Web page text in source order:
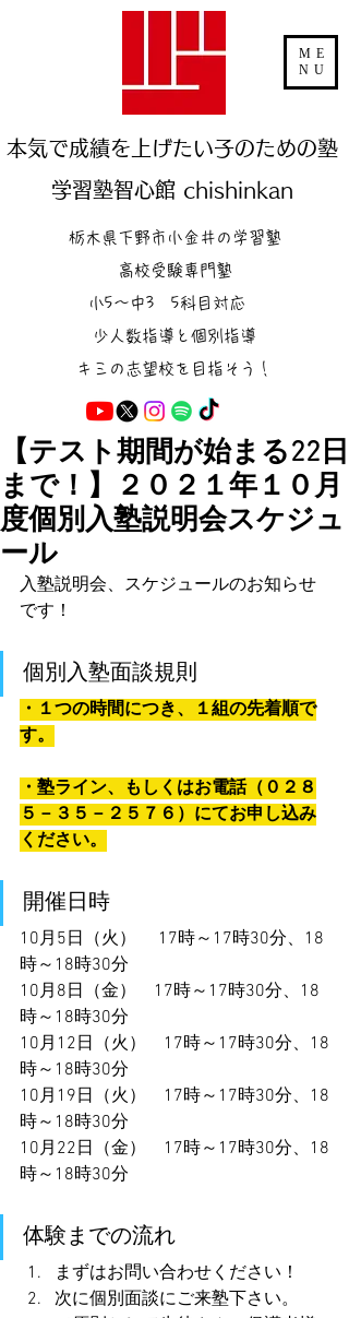
本気で成績を上げたい子のための塾
学習塾智心館 chishinkan
ME
NU
栃木県下野市小金井の学習塾
高校受験専門塾
小5～中3 5科目対応
少人数指導と個別指導
キミの志望校を目指そう！
【テスト期間が始まる22日
まで！】２０２１年１０月
度個別入塾説明会スケジュ
ール
入塾説明会、スケジュールのお知らせ
です！
個別入塾面談規則
・１つの時間につき、１組の先着順で
す。
・塾ライン、もしくはお電話（０２８
５－３５－２５７６）にてお申し込み
ください。
開催日時
10月5日（火）　 17時～17時30分、18
時～18時30分
10月8日（金）　17時～17時30分、18
時～18時30分
10月12日（火）　17時～17時30分、18
時～18時30分
10月19日（火）　17時～17時30分、18
時～18時30分
10月22日（金）　17時～17時30分、18
時～18時30分
体験までの流れ
まずはお問い合わせください！
次に個別面談にご来塾下さい。